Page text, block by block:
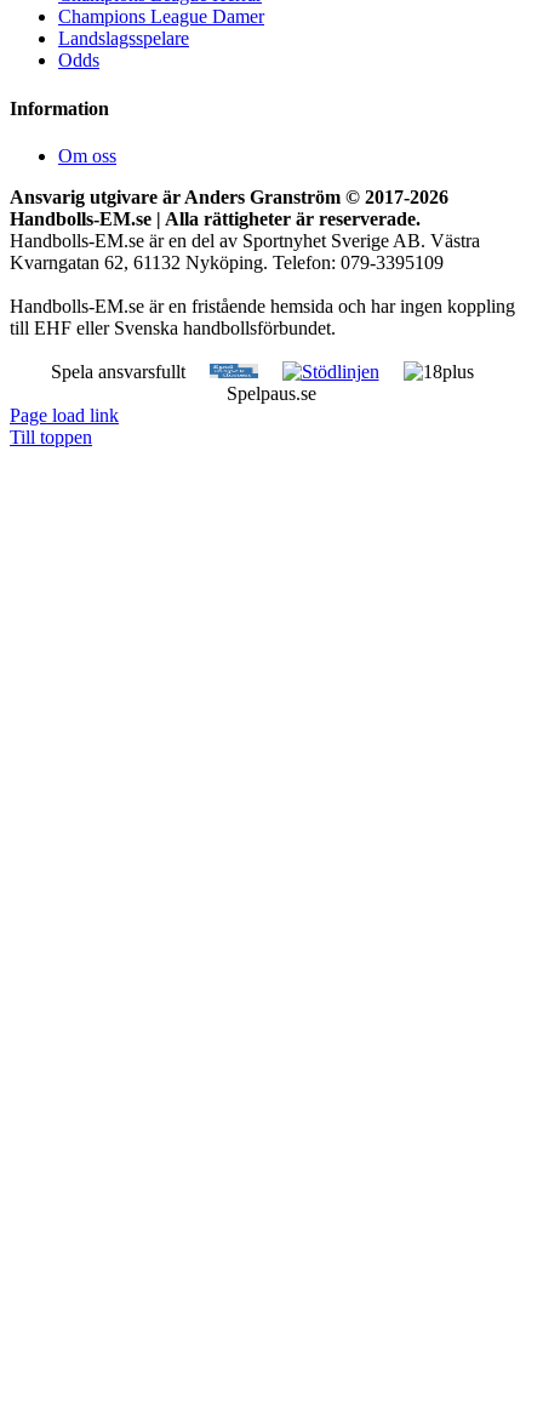
Champions League Damer
Landslagsspelare
Odds
Information
Om oss
Ansvarig utgivare är Anders Granström © 2017-2026
Handbolls-EM.se | Alla rättigheter är reserverade.
Handbolls-EM.se är en del av Sportnyhet Sverige AB. Västra
Kvarngatan 62, 61132 Nyköping. Telefon: 079-3395109
Handbolls-EM.se är en fristående hemsida och har ingen koppling
till EHF eller Svenska handbollsförbundet.
Spela ansvarsfullt
Spelpaus.se
Page load link
Till toppen